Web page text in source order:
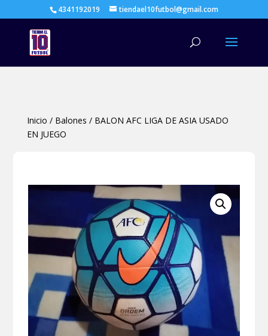
4341192019 tiendael10futbol@gmail.com
Inicio / Balones / BALON AFC LIGA DE ASIA USADO
EN JUEGO